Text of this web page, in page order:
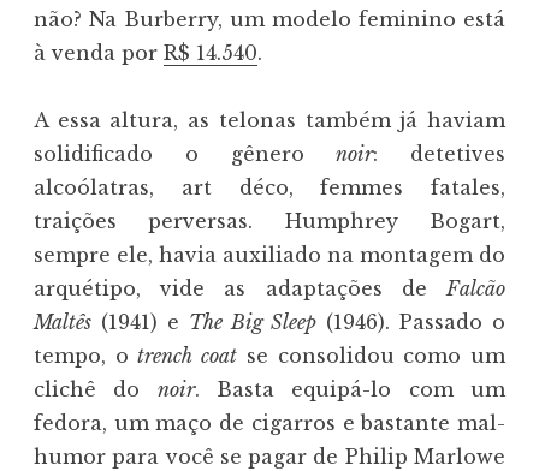
não? Na Burberry, um modelo feminino está
à venda por R$ 14.540.
A essa altura, as telonas também já haviam
solidificado o gêneronoir: detetives
alcoólatras, art déco, femmes fatales,
traições perversas. Humphrey Bogart,
sempre ele, havia auxiliado na montagem do
arquétipo, vide as adaptações deFalcão
Maltês (1941) e The Big Sleep (1946). Passado o
tempo, otrench coat se consolidou como um
clichê do noir. Basta equipá-lo com um
fedora, um maço de cigarros e bastante mal-
humor para você se pagar de Philip Marlowe